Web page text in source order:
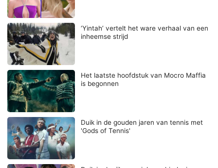
‘Yintah’ vertelt het ware verhaal van een
inheemse strijd
Het laatste hoofdstuk van Mocro Maffia
is begonnen
Duik in de gouden jaren van tennis met
'Gods of Tennis'